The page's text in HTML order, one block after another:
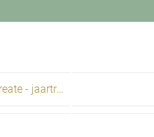
Becoming free to love, heal, and create - jaartraining